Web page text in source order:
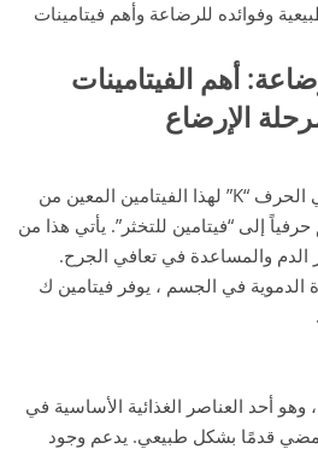
وفوائده للرضاعة وأهم فيتامينات
: أهم الفيتامينات
الإرضاع
في تسمية الفيتامينات ، يأتي الحرف “K” لهذا الفيتامين المعين من
إلى “فيتامين للتخثر”. يأتي هذا من
والمساعدة في تعافي الجرح.
في الجسم ، يوفر فيتامين ك
يُعرف أيضًا باسم فيتامين H ، وهو أحد العناصر الغذائية الأساسية في
قدمًا بشكل طبيعي. يدعم وجود